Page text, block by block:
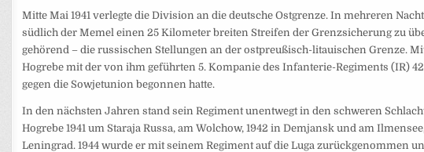
Mitte Mai 1941 verlegte die Division an die deutsche Ostgrenze. In mehreren
südlich der Memel einen 25 Kilometer breiten Streifen der Grenzsicherung zu
gehörend – die russischen Stellungen an der ostpreußisch-litauischen Grenze.
Hogrebe mit der von ihm geführten 5. Kompanie des Infanterie-Regiments (IR)
gegen die ­Sowjetunion begonnen hatte.
In den nächsten Jahren stand sein Regiment unentwegt in den schweren
Hogrebe 1941 um Staraja Russa, am Wolchow, 1942 in Demjansk und am
Leningrad. 1944 wurde er mit seinem Regiment auf die Luga zurückgenommen